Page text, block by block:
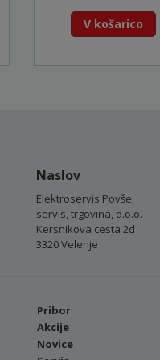
V košarico
Naslov
Elektroservis Povše,
servis, trgovina, d.o.o.
Kersnikova cesta 2d
3320 Velenje
Pribor
Akcije
Novice